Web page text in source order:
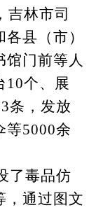
吉林市司
县（市）
馆门前等人
10个、展
条，发放
等5000余
毒品仿
，通过图文